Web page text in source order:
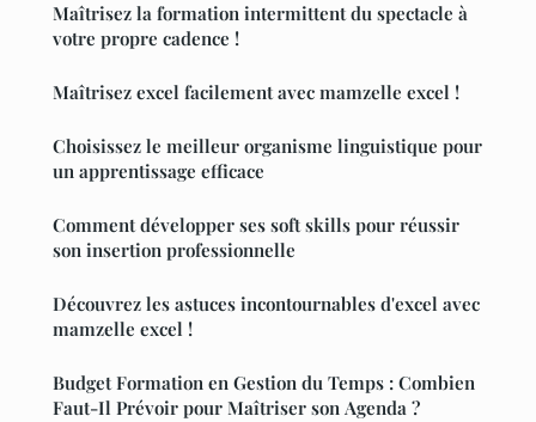
Maîtrisez la formation intermittent du spectacle à
votre propre cadence !
Maîtrisez excel facilement avec mamzelle excel !
Choisissez le meilleur organisme linguistique pour
un apprentissage efficace
Comment développer ses soft skills pour réussir
son insertion professionnelle
Découvrez les astuces incontournables d'excel avec
mamzelle excel !
Budget Formation en Gestion du Temps : Combien
Faut-Il Prévoir pour Maîtriser son Agenda ?